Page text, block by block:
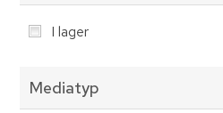
I lager
Mediatyp